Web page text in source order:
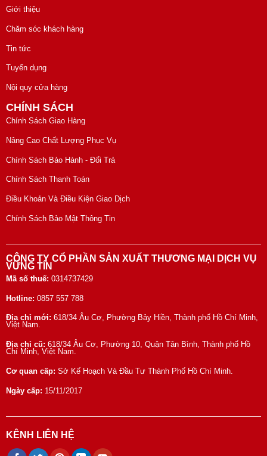
Giới thiệu
Chăm sóc khách hàng
Tin tức
Tuyển dụng
Nội quy cửa hàng
CHÍNH SÁCH
Chính Sách Giao Hàng
Nâng Cao Chất Lượng Phục Vụ
Chính Sách Bảo Hành - Đổi Trả
Chính Sách Thanh Toán
Điều Khoản Và Điều Kiện Giao Dịch
Chính Sách Bảo Mật Thông Tin
CÔNG TY CỔ PHẦN SẢN XUẤT THƯƠNG MẠI DỊCH VỤ
VỮNG TÍN
Mã số thuế: 0314737429
Hotline: 0857 557 788
Địa chỉ mới: 618/34 Âu Cơ, Phường Bảy Hiền, Thành phố Hồ Chí Minh,
Việt Nam.
Địa chỉ cũ: 618/34 Âu Cơ, Phường 10, Quận Tân Bình, Thành phố Hồ
Chí Minh, Việt Nam.
Cơ quan cấp: Sở Kế Hoạch Và Đầu Tư Thành Phố Hồ Chí Minh.
Ngày cấp: 15/11/2017
KÊNH LIÊN HỆ